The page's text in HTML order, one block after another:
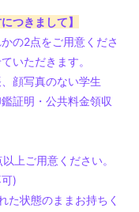
つきまして】
の2点をご用意くださ
いただきます。
顔写真のない学生
証明・公共料金領収
上ご用意ください。
)
た状態のままお持ちく